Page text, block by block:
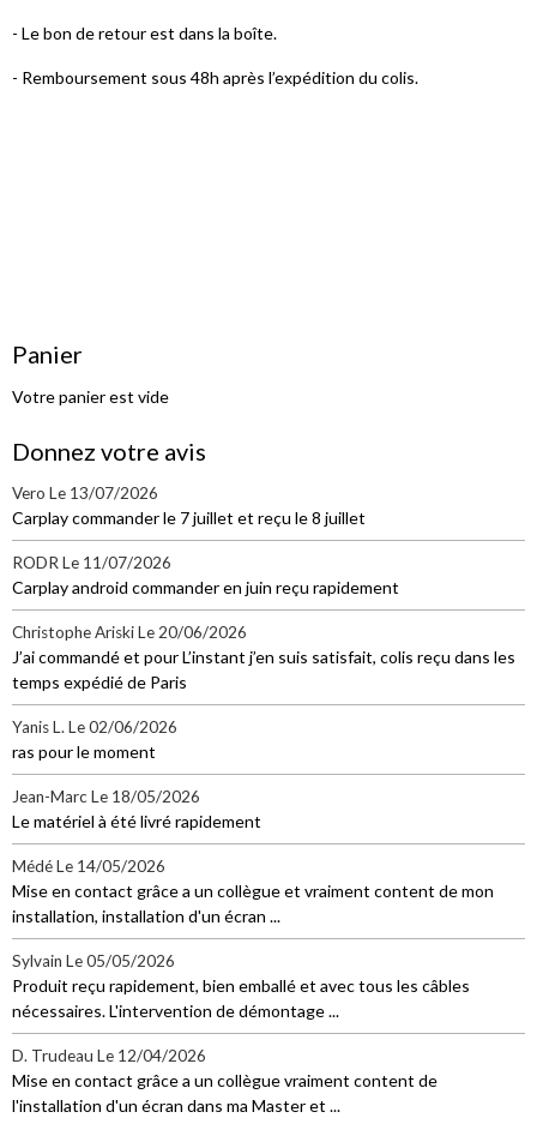
- Le bon de retour est dans la boîte.
- Remboursement sous 48h après l’expédition du colis.
Panier
Votre panier est vide
Donnez votre avis
Vero Le 13/07/2026
Carplay commander le 7 juillet et reçu le 8 juillet
RODR Le 11/07/2026
Carplay android commander en juin reçu rapidement
Christophe AriskiLe 20/06/2026
J’ai commandé et pour L’instant j’en suis satisfait, colis reçu dans les
temps expédié de Paris
Yanis L. Le 02/06/2026
ras pour le moment
Jean-Marc Le 18/05/2026
Le matériel à été livré rapidement
MédéLe 14/05/2026
Mise en contact grâce a un collègue et vraiment content de mon
installation, installation d'un écran ...
Sylvain Le 05/05/2026
Produit reçu rapidement, bien emballé et avec tous les câbles
nécessaires. L'intervention de démontage ...
D. Trudeau Le 12/04/2026
Mise en contact grâce a un collègue vraiment content de
l'installation d'un écran dans ma Master et ...